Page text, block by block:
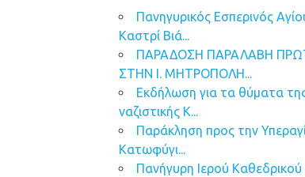
Πανηγυρικός Εσπερινός
Καστρί Βιά...
ΠΑΡΑΔΟΣΗ ΠΑΡΑΛΑΒΗ
ΣΤΗΝ Ι. ΜΗΤΡΟΠΟΛΗ...
Εκδήλωση για τα θύματα
ναζιστικής Κ...
Παράκληση προς την
Κατωφύγι...
Πανήγυρη Ιερού